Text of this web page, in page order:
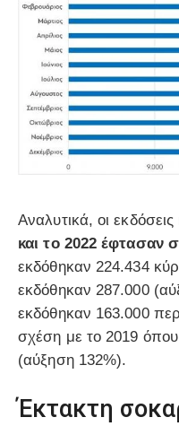
Αναλυτικά, οι
και το 2022 έφτασαν
εκδόθηκαν 224.434
εκδόθηκαν 287.000
εκδόθηκαν 163.000
σχέση με το 2019
(αύξηση 132%).
Έκτακτη